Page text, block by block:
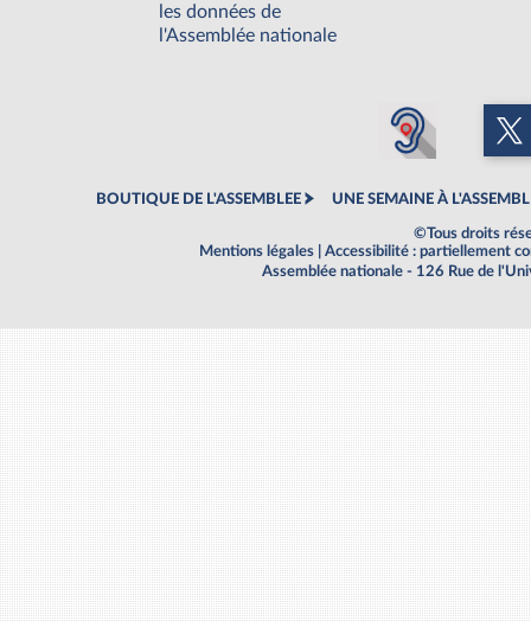
les données de
l'Assemblée nationale
BOUTIQUE DE L'ASSEMBLEE UNE SEMAINE À
©Tous droits
Mentions légales
Accessibilité : partiellement
Assemblée nationale - 126 Rue de